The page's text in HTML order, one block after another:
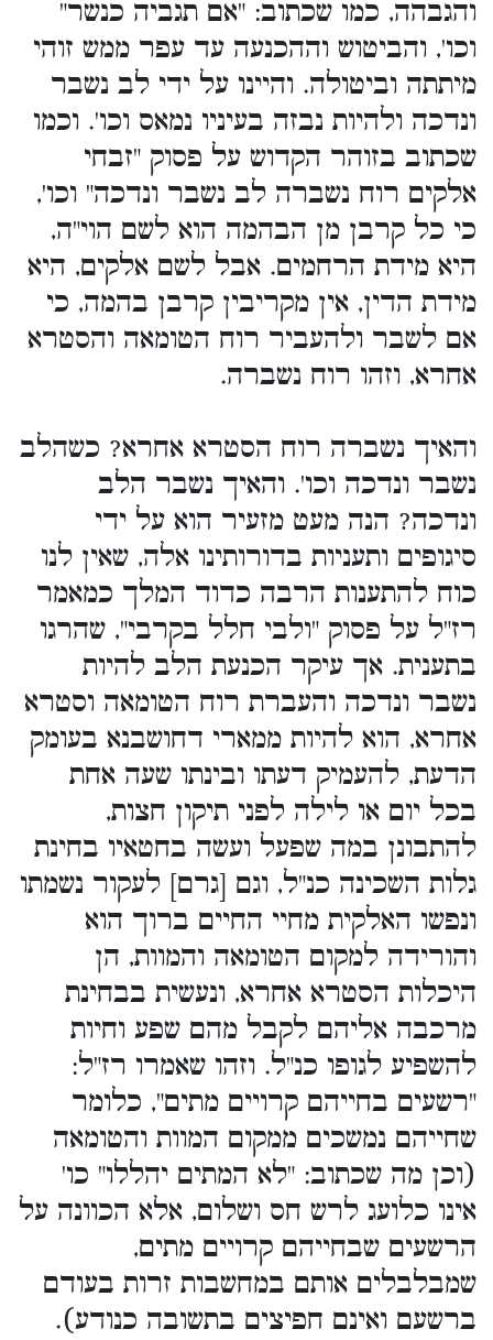
והגבהה, כמו שכתוב: "אם תגביה כנשר"
וכו', והביטוש וההכנעה עד עפר ממש זוהי
מיתתה וביטולה. והיינו על ידי לב נשבר
ונדכה ולהיות נבזה בעיניו נמאס וכו'. וכמו
שכתוב בזוהר הקדוש על פסוק "זבחי
אלקים רוח נשברה לב נשבר ונדכה" וכו',
כי כל קרבן מן הבהמה הוא לשם הוי"ה,
היא מידת הרחמים. אבל לשם אלקים, היא
מידת הדין, אין מקריבין קרבן בהמה, כי
אם לשבר ולהעביר רוח הטומאה והסטרא
אחרא, וזהו רוח נשברה.
והאיך נשברה רוח הסטרא אחרא? כשהלב
נשבר ונדכה וכו'. והאיך נשבר הלב
ונדכה? הנה מעט מזעיר הוא על ידי
סיגופים ותעניות בדורותינו אלה, שאין לנו
כוח להתענות הרבה כדוד המלך כמאמר
רז"ל על פסוק "ולבי חלל בקרבי", שהרגו
בתענית. אך עיקר הכנעת הלב להיות
נשבר ונדכה והעברת רוח הטומאה וסטרא
אחרא, הוא להיות ממארי דחושבנא בעומק
הדעת, להעמיק דעתו ובינתו שעה אחת
בכל יום או לילה לפני תיקון חצות,
להתבונן במה שפעל ועשה בחטאיו בחינת
גלות השכינה כנ"ל, וגם [גרם] לעקור נשמתו
ונפשו האלקית מחיי החיים ברוך הוא
והורידה למקום הטומאה והמוות, הן
היכלות הסטרא אחרא, ונעשית בבחינת
מרכבה אליהם לקבל מהם שפע וחיות
להשפיע לגופו כנ"ל. וזהו שאמרו רז"ל:
"רשעים בחייהם קרויים מתים", כלומר
שחייהם נמשכים ממקום המוות והטומאה
(וכן מה שכתוב: "לא המתים יהללו" כו'
אינו כלועג לרש חס ושלום, אלא הכוונה על
הרשעים שבחייהם קרויים מתים,
שמבלבלים אותם במחשבות זרות בעודם
ברשעם ואינם חפיצים בתשובה כנודע).